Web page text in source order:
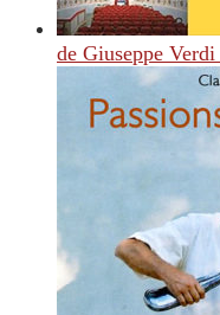
de Giuseppe Verdi